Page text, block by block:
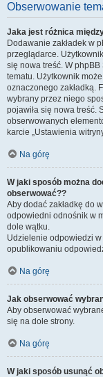
Obserwowanie
Jaka jest różnica
Dodawanie zakładek w
przeglądarce.
się nowa treść. W
tematu. Użytkownik
oznaczonego zakładką.
wybrany przez niego
pojawiła się nowa treść.
obserwowanych
karcie „Ustawienia
Na górę
W jaki sposób można
obserwować??
Aby dodać zakładkę do
odpowiedni odnośnik w
dole wątku.
Udzielenie odpowiedzi
opublikowaniu
Na górę
Jak obserwować
Aby obserwować
się na dole strony.
Na górę
W jaki sposób usunąć